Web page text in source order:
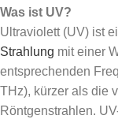
Was ist UV?
Ultraviolett (UV) ist
Strahlung mit einer
entsprechenden
THz), kürzer als die
Röntgenstrahlen.